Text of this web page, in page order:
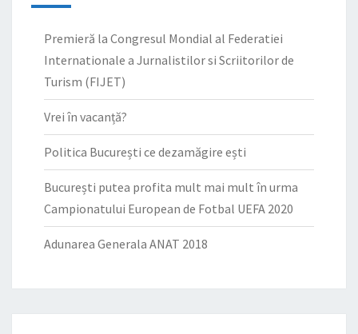
Premieră la Congresul Mondial al Federatiei
Internationale a Jurnalistilor si Scriitorilor de
Turism (FIJET)
Vrei în vacanță?
Politica București ce dezamăgire ești
București putea profita mult mai mult în urma
Campionatului European de Fotbal UEFA 2020
Adunarea Generala ANAT 2018